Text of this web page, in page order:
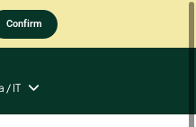
Confirm
/ IT